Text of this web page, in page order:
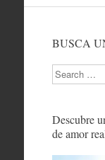
BUSCA
Search
Descubre
de amor